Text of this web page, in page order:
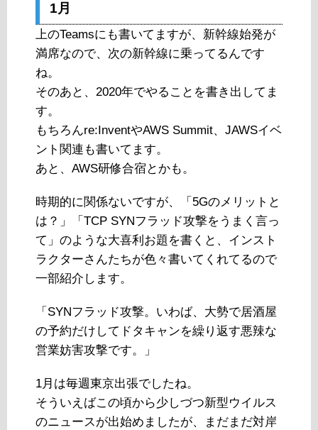
1月
上のTeamsにも書いてますが、新幹線始発が
満席なので、次の新幹線に乗ってるんです
ね。
そのあと、2020年でやることを書き出してま
す。
もちろんre:InventやAWS Summit、JAWSイベ
ント関連も書いてます。
あと、AWS研修合宿とかも。
時期的に関係ないですが、「5Gのメリットと
は？」「TCP SYNフラッド攻撃をうまく言っ
て」のような大喜利お題を書くと、インスト
ラクターさんたちが色々書いてくれてるので
一部紹介します。
「SYNフラッド攻撃。いわば、大勢で居酒屋
の予約だけしてドタキャンを繰り返す悪辣な
営業妨害攻撃です。」
1月は毎週東京出張でしたね。
そういえばこの頃から少しづつ新型ウイルス
のニュースが出始めましたが、まだまだ対岸